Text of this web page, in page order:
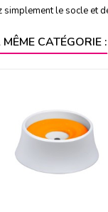
le socle et
CATÉGORIE :